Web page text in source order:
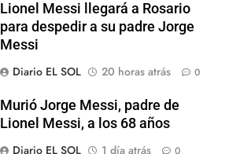
Lionel Messi llegará a Rosario
para despedir a su padre Jorge
Messi
Diario EL SOL
20 horas atrás 0
Murió Jorge Messi, padre de
Lionel Messi, a los 68 años
Diario EL SOL
1 día atrás 0